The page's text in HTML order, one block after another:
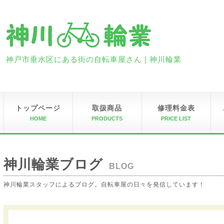
神戸市垂水区にある街の自転車屋さん | 神川輪業
トップページ
HOME
取扱商品
PRODUCTS
修理料金表
PRICE LIST
神川輪業ブログ BLOG
神川輪業スタッフによるブログ。自転車屋の日々を発信しています！